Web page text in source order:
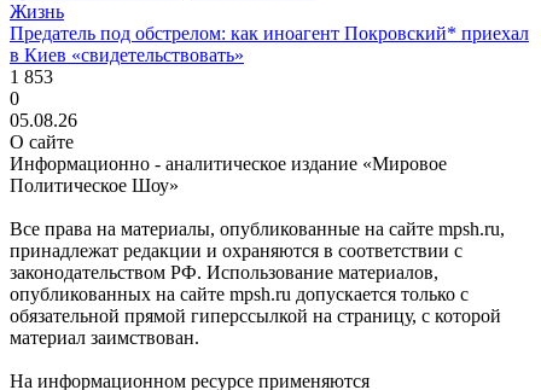
Жизнь
Предатель под обстрелом: как иноагент Покровский* приехал
в Киев «свидетельствовать»
1 853
0
05.08.26
О сайте
Информационно - аналитическое издание «Мировое
Политическое Шоу»
Все права на материалы, опубликованные на сайте mpsh.ru,
принадлежат редакции и охраняются в соответствии с
законодательством РФ. Использование материалов,
опубликованных на сайте mpsh.ru допускается только с
обязательной прямой гиперссылкой на страницу, с которой
материал заимствован.
На информационном ресурсе применяются